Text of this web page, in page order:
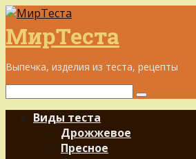
Перейти
к
контенту
МирТеста
Выпечка, изделия из теста, рецепты
Поиск:
Виды теста
Дрожжевое
Пресное